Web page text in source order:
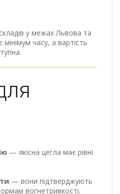
у межах Львова та
часу, а вартість
— якісна цегла має рівні
— вони підтверджують
вогнетривкості.